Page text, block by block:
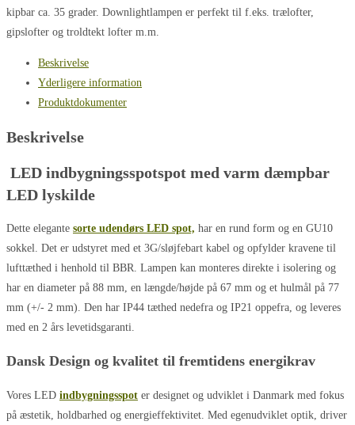
kipbar ca. 35 grader. Downlightlampen er perfekt til f.eks. trælofter,
gipslofter og troldtekt lofter m.m.
Beskrivelse
Yderligere information
Produktdokumenter
Beskrivelse
LED indbygningsspotspot med varm dæmpbar
LED lyskilde
Dette elegante sorte udendørs LED spot, har en rund form og en GU10
sokkel. Det er udstyret med et 3G/sløjfebart kabel og opfylder kravene til
lufttæthed i henhold til BBR. Lampen kan monteres direkte i isolering og
har en diameter på 88 mm, en længde/højde på 67 mm og et hulmål på 77
mm (+/- 2 mm). Den har IP44 tæthed nedefra og IP21 oppefra, og leveres
med en 2 års levetidsgaranti.
Dansk Design og kvalitet til fremtidens energikrav
Vores LED indbygningsspot er designet og udviklet i Danmark med fokus
på æstetik, holdbarhed og energieffektivitet. Med egenudviklet optik, driver